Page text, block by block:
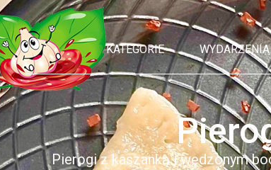
KATEGORIE WYDARZENIA
Pierogi z kaszanką i wędzonym